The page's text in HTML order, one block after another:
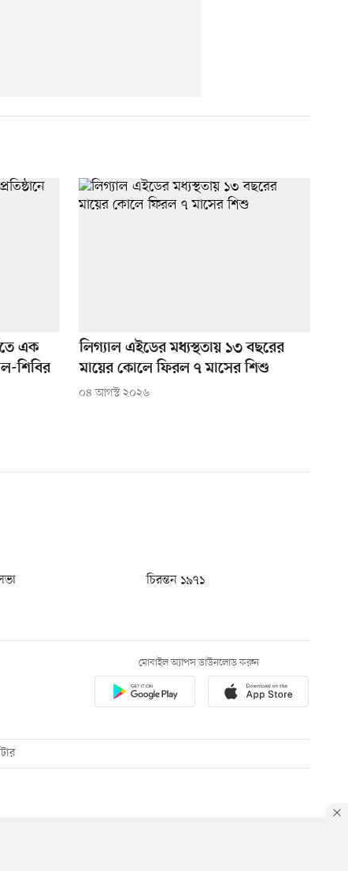
এক
শিবির
লিগ্যাল এইডের মধ্যস্থতায় ১৩ বছরের
মায়ের কোলে ফিরল ৭ মাসের শিশু
০৪ আগস্ট ২০২৬
চিরন্তন ১৯৭১
মোবাইল অ্যাপস ডাউনলোড করুন